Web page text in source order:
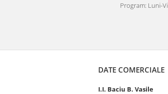
Program: Luni-
DATE COMERCIALE
I.I. Baciu B. Vasile